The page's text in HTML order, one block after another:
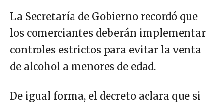
La Secretaría de Gobierno recordó que
los comerciantes deberán implementar
controles estrictos para evitar la venta
de alcohol a menores de edad.
De igual forma, el decreto aclara que si